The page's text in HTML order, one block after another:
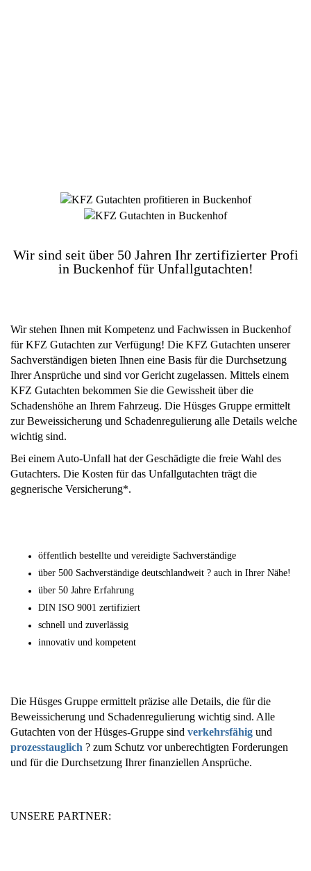
Wir sind seit über 50 Jahren Ihr zertifizierter Profi
in Buckenhof für Unfallgutachten!
Wir stehen Ihnen mit Kompetenz und Fachwissen in Buckenhof
für KFZ Gutachten zur Verfügung! Die KFZ Gutachten unserer
Sachverständigen bieten Ihnen eine Basis für die Durchsetzung
Ihrer Ansprüche und sind vor Gericht zugelassen. Mittels einem
KFZ Gutachten bekommen Sie die Gewissheit über die
Schadenshöhe an Ihrem Fahrzeug. Die Hüsges Gruppe ermittelt
zur Beweissicherung und Schadenregulierung alle Details welche
wichtig sind.
Bei einem Auto-Unfall hat der Geschädigte die freie Wahl des
Gutachters. Die Kosten für das Unfallgutachten trägt die
gegnerische Versicherung*.
öffentlich bestellte und vereidigte Sachverständige
über 500 Sachverständige deutschlandweit ? auch in Ihrer Nähe!
über 50 Jahre Erfahrung
DIN ISO 9001 zertifiziert
schnell und zuverlässig
innovativ und kompetent
Die Hüsges Gruppe ermittelt präzise alle Details, die für die
Beweissicherung und Schadenregulierung wichtig sind. Alle
Gutachten von der Hüsges-Gruppe sind verkehrsfähig und
prozesstauglich ? zum Schutz vor unberechtigten Forderungen
und für die Durchsetzung Ihrer finanziellen Ansprüche.
UNSERE PARTNER: